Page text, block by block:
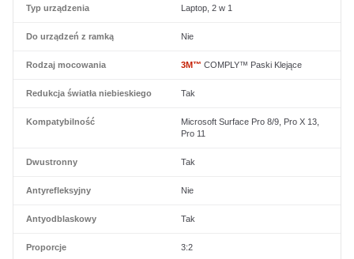
Typ urządzenia Laptop, 2 w 1
Do urządzeń z ramką Nie
Rodzaj mocowania 3M™ COMPLY™ Paski Klejące
Redukcja światła niebieskiego Tak
Kompatybilność
Microsoft Surface Pro 8/9, Pro X 13,
Pro 11
Dwustronny Tak
Antyrefleksyjny Nie
Antyodblaskowy Tak
Proporcje 3:2